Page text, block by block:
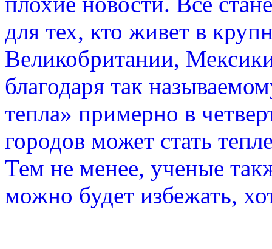
для тех, кто живет в
Великобритании,
благодаря так
тепла» примерно в
городов может стать
Тем не менее, ученые
можно будет избежать,